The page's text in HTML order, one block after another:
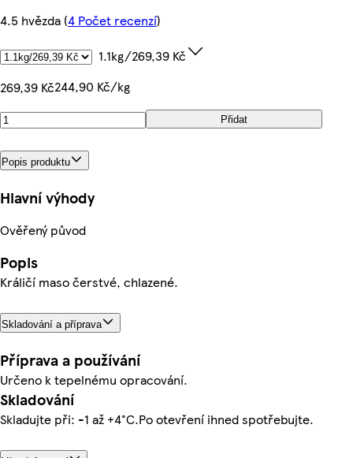
4.5 hvězda (4 Počet recenzí)
1.1kg/269,39 Kč
269,39 Kč244,90 Kč/kg
Přidat
Popis produktu
Hlavní výhody
Ověřený původ
Popis
Králičí maso čerstvé, chlazené.
Skladování a příprava
Příprava a používání
Určeno k tepelnému opracování.
Skladování
Skladujte při: -1 až +4°C.Po otevření ihned spotřebujte.